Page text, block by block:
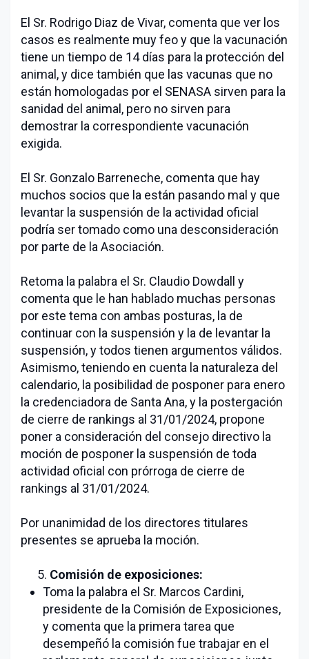
El Sr. Rodrigo Diaz de Vivar, comenta que ver los
casos es realmente muy feo y que la vacunación
tiene un tiempo de 14 días para la protección del
animal, y dice también que las vacunas que no
están homologadas por el SENASA sirven para la
sanidad del animal, pero no sirven para
demostrar la correspondiente vacunación
exigida.
El Sr. Gonzalo Barreneche, comenta que hay
muchos socios que la están pasando mal y que
levantar la suspensión de la actividad oficial
podría ser tomado como una desconsideración
por parte de la Asociación.
Retoma la palabra el Sr. Claudio Dowdall y
comenta que le han hablado muchas personas
por este tema con ambas posturas, la de
continuar con la suspensión y la de levantar la
suspensión, y todos tienen argumentos válidos.
Asimismo, teniendo en cuenta la naturaleza del
calendario, la posibilidad de posponer para enero
la credenciadora de Santa Ana, y la postergación
de cierre de rankings al 31/01/2024, propone
poner a consideración del consejo directivo la
moción de posponer la suspensión de toda
actividad oficial con prórroga de cierre de
rankings al 31/01/2024.
Por unanimidad de los directores titulares
presentes se aprueba la moción.
5. Comisión de exposiciones:
Toma la palabra el Sr. Marcos Cardini,
presidente de la Comisión de Exposiciones,
y comenta que la primera tarea que
desempeñó la comisión fue trabajar en el